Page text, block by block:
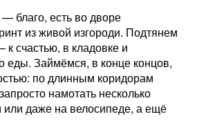
благо, есть во дворе
из живой изгороди. Подтянем
счастью, в кладовке и
еды. Займёмся, в конце концов,
по длинным коридорам
намотать несколько
даже на велосипеде, а ещё